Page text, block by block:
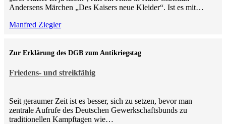
Andersens Märchen „Des Kaisers neue Kleider“. Ist es mit…
Manfred Ziegler
Friedens- und streikfähig
Zur Erklärung des DGB zum Antikriegstag
Seit geraumer Zeit ist es besser, sich zu setzen, bevor man
zentrale Aufrufe des Deutschen Gewerkschaftsbunds zu
traditionellen Kampftagen wie…